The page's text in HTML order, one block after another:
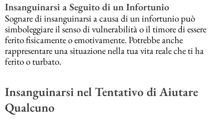
Insanguinarsi a Seguito di un Infortunio
Sognare di insanguinarsi a causa di un infortunio può
simboleggiare il senso di vulnerabilità o il timore di essere
ferito fisicamente o emotivamente. Potrebbe anche
rappresentare una situazione nella tua vita reale che ti ha
ferito o turbato.
Insanguinarsi nel Tentativo di Aiutare
Qualcuno